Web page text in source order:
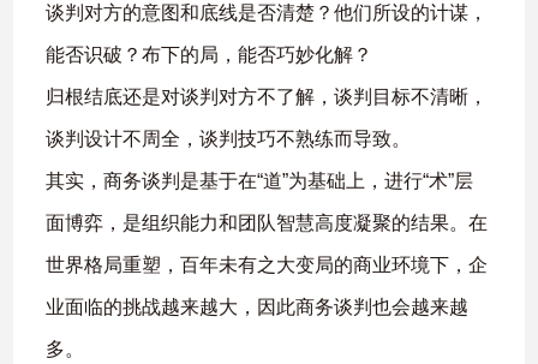
谈判对方的意图和底线是否清楚？他们所设的计谋，
能否识破？布下的局，能否巧妙化解？
归根结底还是对谈判对方不了解，谈判目标不清晰，
谈判设计不周全，谈判技巧不熟练而导致。
其实，商务谈判是基于在“道”为基础上，进行“术”层
面博弈，是组织能力和团队智慧高度凝聚的结果。在
世界格局重塑，百年未有之大变局的商业环境下，企
业面临的挑战越来越大，因此商务谈判也会越来越
多。